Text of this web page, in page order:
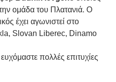
ομάδα του Πλατανιά. Ο
έχει αγωνιστεί στο
Slovan Liberec, Dinamo
πολλές επιτυχίες